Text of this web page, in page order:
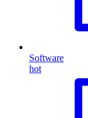
Software
hot